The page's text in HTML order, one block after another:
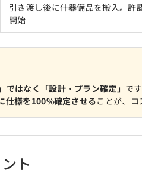
引き渡し後に什器備品を搬入。許
開始
ではなく「設計・プラン確定」 で
仕様を100%確定させることが、コ
ト